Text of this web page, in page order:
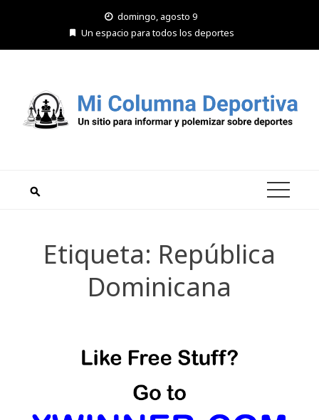
domingo, agosto 9
Un espacio para todos los deportes
Etiqueta: República
Dominicana